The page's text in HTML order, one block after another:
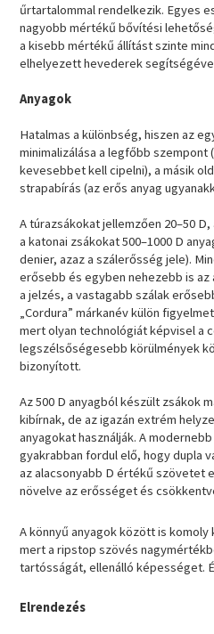
űrtartalommal rendelkezik. Egyes
nagyobb mértékű bővítési
a kisebb mértékű állítást szinte
elhelyezett hevederek
Anyagok
Hatalmas a különbség, hiszen az
minimalizálása a legfőbb szempont
kevesebbet kell cipelni), a másik
strapabírás (az erős anyag
A túrazsákokat jellemzően 20–50
a katonai zsákokat 500–1000 D
denier, azaz a szálerősség jele).
erősebb és egyben nehezebb is az
a jelzés, a vastagabb szálak
„Cordura” márkanév külön
mert olyan technológiát képvisel a
legszélsőségesebb körülmények
bizonyított.
Az 500 D anyagból készült zsákok
kibírnak, de az igazán extrém
anyagokat használják. A
gyakrabban fordul elő, hogy dupla
az alacsonyabb D értékű szövetet
növelve az erősséget és
A könnyű anyagok között is
mert a ripstop szövés
tartósságát, ellenálló képességet.
Elrendezés